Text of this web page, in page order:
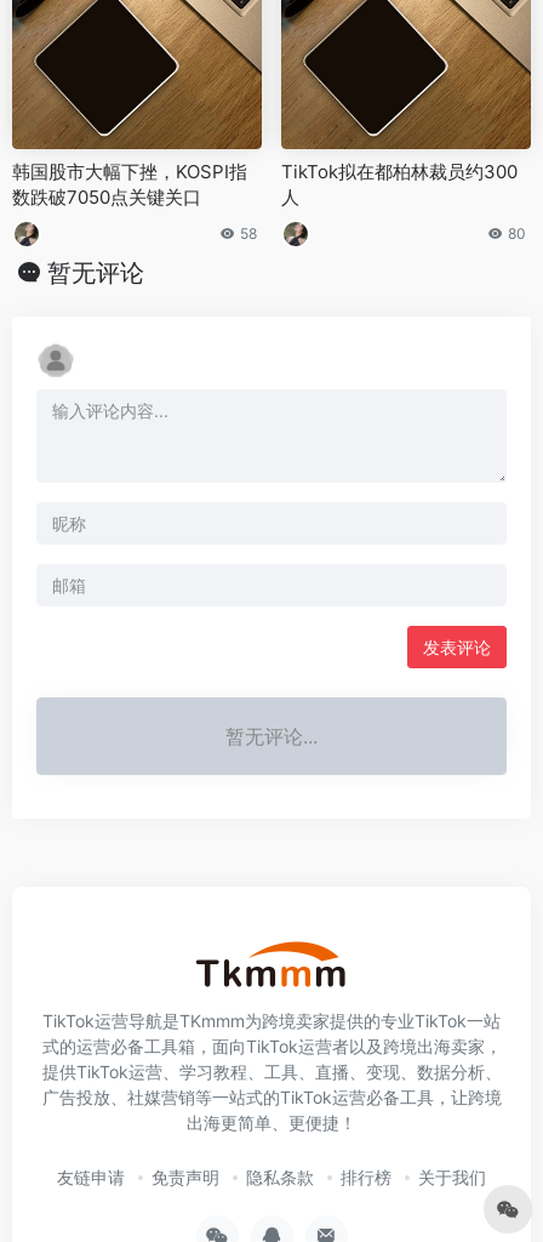
韩国股市大幅下挫，KOSPI指
数跌破7050点关键关口
58
TikTok拟在都柏林裁员约300
人
80
暂无评论
发表评论
暂无评论...
TikTok运营导航是TKmmm为跨境卖家提供的专业TikTok一站
式的运营必备工具箱，面向TikTok运营者以及跨境出海卖家，
提供TikTok运营、学习教程、工具、直播、变现、数据分析、
广告投放、社媒营销等一站式的TikTok运营必备工具，让跨境
出海更简单、更便捷！
友链申请 免责声明 隐私条款 排行榜 关于我们